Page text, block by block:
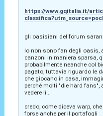
https://www.gqitalia.it/
gli oasisiani del forum
Io non sono fan degli oasis,
canzoni in maniera sparsa,
probabilmente neanche col
pagato, tuttavia riguardo le
che giocano in casa,
perché molti "die hard fans",
vedere lì...
credo, come diceva warp,
forse anche per il portafogli